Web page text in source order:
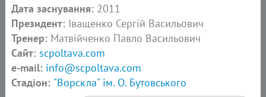
Дата заснування: 2011
Президент: Іващенко Сергій Васильович
Тренер: Матвійченко Павло Васильович
Сайт: scpoltava.com
e-mail: info@scpoltava.com
Стадіон: "Ворскла" ім. О. Бутовського